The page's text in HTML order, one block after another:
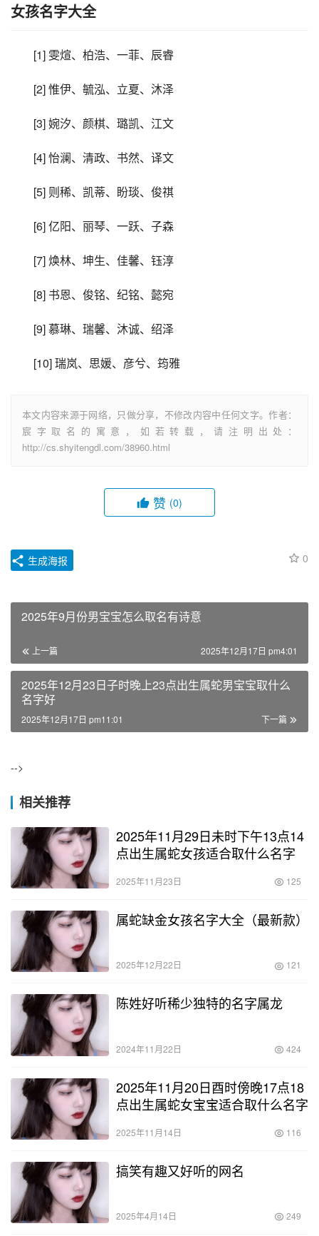
女孩名字大全
[1] 雯煊、柏浩、一菲、辰睿
[2] 惟伊、毓泓、立夏、沐泽
[3] 婉汐、颜棋、璐凯、江文
[4] 怡澜、清政、书然、译文
[5] 则稀、凯蒂、盼琰、俊祺
[6] 亿阳、丽琴、一跃、子森
[7] 焕林、坤生、佳馨、钰淳
[8] 书恩、俊铭、纪铭、懿宛
[9] 慕琳、瑞馨、沐诚、绍泽
[10] 瑞岚、思媛、彦兮、筠雅
本文内容来源于网络，只做分享，不修改内容中任何文字。作者：
宸字取名的寓意，如若转载，请注明出处：
http://cs.shyitengdl.com/38960.html
赞 (0)
0
生成海报
2025年9月份男宝宝怎么取名有诗意
上一篇 2025年12月17日 pm4:01
2025年12月23日子时晚上23点出生属蛇男宝宝取什么
名字好
下一篇
2025年12月17日 pm11:01
-->
相关推荐
2025年11月29日未时下午13点14
点出生属蛇女孩适合取什么名字
2025年11月23日 125
属蛇缺金女孩名字大全（最新款）
2025年12月22日 121
陈姓好听稀少独特的名字属龙
2024年11月22日 424
2025年11月20日酉时傍晚17点18
点出生属蛇女宝宝适合取什么名字
2025年11月14日 116
搞笑有趣又好听的网名
2025年4月14日 249